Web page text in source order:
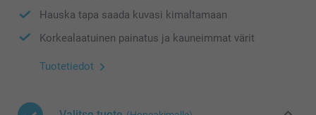
Hauska tapa saada kuvasi kimaltamaan
Korkealaatuinen painatus ja kauneimmat värit
Tuotetiedot